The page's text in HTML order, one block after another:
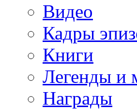
Видео
Кадры
Книги
Легенды и
Награды